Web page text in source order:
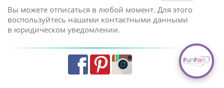
Вы можете отписаться в любой момент. Для этого
воспользуйтесь нашими контактными данными
в юридическом уведомлении.
FacebookPinterestInstagram